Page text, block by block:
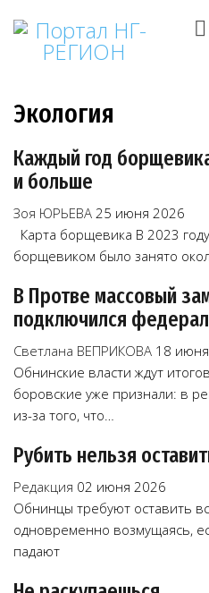
Экология
Каждый год
и больше
Зоя ЮРЬЕВА 25 июня 2026
Карта борщевика В 2023
борщевиком было занято
В Протве массовый
подключился
Светлана ВЕПРИКОВА 18
Обнинские власти ждут
боровские уже признали: в
из-за того, что…
Рубить нельзя
Редакция 02 июня 2026
Обнинцы требуют оставить
одновременно возмущаясь,
падают